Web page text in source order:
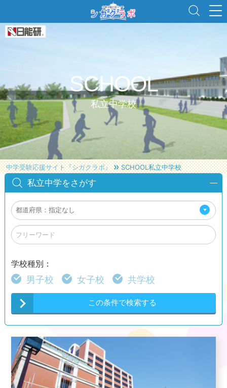
SCHOOL
私立中学校
中学受験応援サイト『シガクラボ』 SCHOOL私立中学校
私立中学をさがす
学校種別：
男子校 女子校 共学校
この条件で検索する